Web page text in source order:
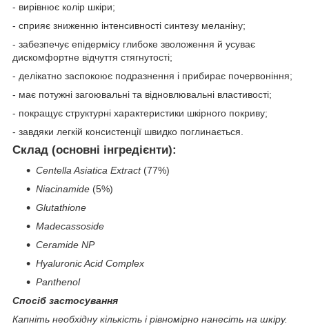
- вирівнює колір шкіри;
- сприяє зниженню інтенсивності синтезу меланіну;
- забезпечує епідермісу глибоке зволоження й усуває
дискомфортне відчуття стягнутості;
- делікатно заспокоює подразнення і прибирає почервоніння;
- має потужні загоювальні та відновлювальні властивості;
- покращує структурні характеристики шкірного покриву;
- завдяки легкій консистенції швидко поглинається.
Склад (основні інгредієнти):
Centella Asiatica Extract(77%)
Niacinamide (5%)
Glutathione
Madecassoside
Ceramide NP
Hyaluronic Acid Complex
Panthenol
Спосіб застосування
Капніть необхідну кількість і рівномірно нанесіть на шкіру.